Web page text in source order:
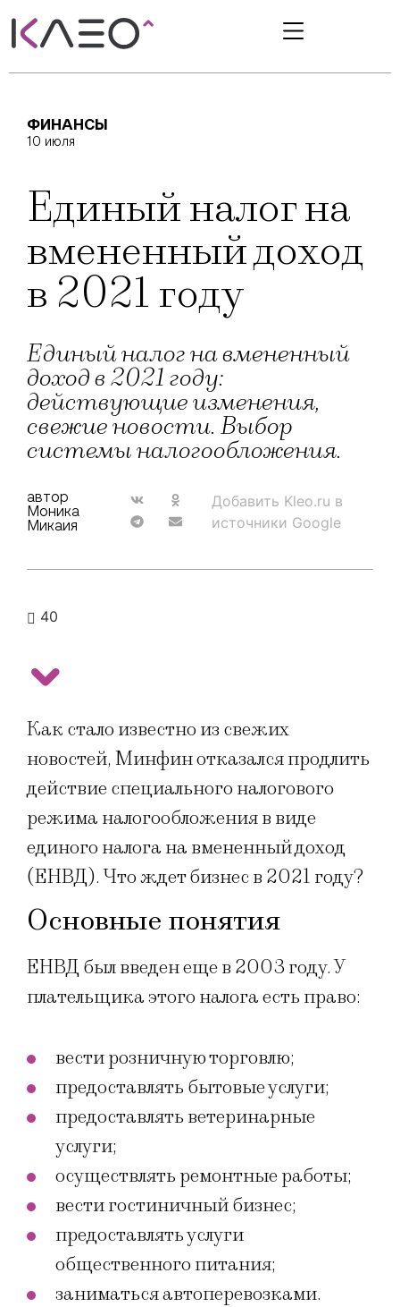
ФИНАНСЫ
10 июля
Единый налог на
вмененный доход
в 2021 году
Единый налог на вмененный
доход в 2021 году:
действующие изменения,
свежие новости. Выбор
системы налогообложения.
автор
Моника
Микаия
Добавить Kleo.ru в
источники Google
40
Как стало известно из свежих
новостей, Минфин отказался продлить
действие специального налогового
режима налогообложения в виде
единого налога на вмененный доход
(ЕНВД). Что ждет бизнес в 2021 году?
Основные понятия
ЕНВД был введен еще в 2003 году. У
плательщика этого налога есть право:
вести розничную торговлю;
предоставлять бытовые услуги;
предоставлять ветеринарные
услуги;
осуществлять ремонтные работы;
вести гостиничный бизнес;
предоставлять услуги
общественного питания;
заниматься автоперевозками.